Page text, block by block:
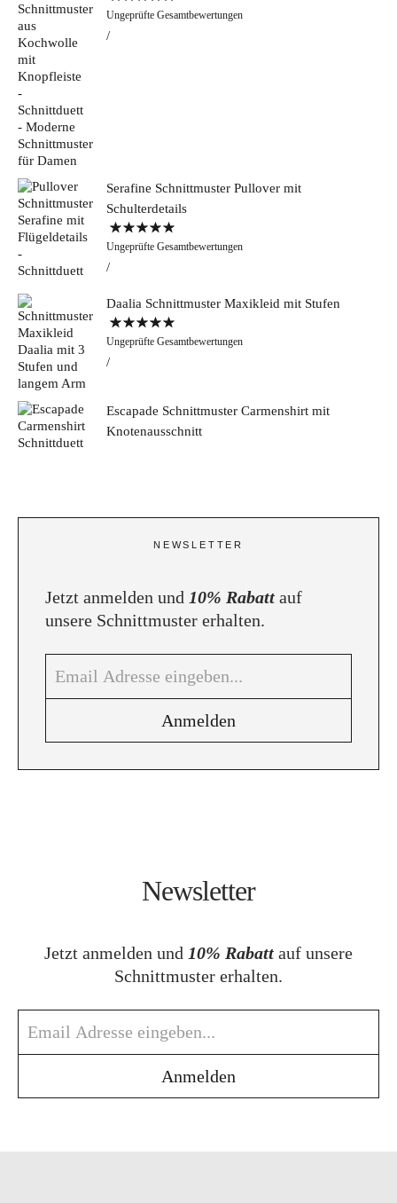
Bewertet mit
5.00von 5
Ungeprüfte Gesamtbewertungen
Serafine Schnittmuster Pullover mit
Schulterdetails
Bewertet mit
5.00von 5
Ungeprüfte Gesamtbewertungen
Daalia Schnittmuster Maxikleid mit Stufen
Bewertet mit
5.00von 5
Ungeprüfte Gesamtbewertungen
Escapade Schnittmuster Carmenshirt mit
Knotenausschnitt
NEWSLETTER
Jetzt anmelden und 10% Rabatt auf
unsere Schnittmuster erhalten.
Newsletter
Jetzt anmelden und 10% Rabatt auf unsere
Schnittmuster erhalten.